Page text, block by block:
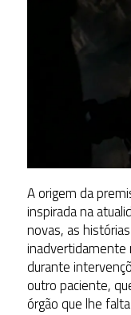
A origem da
inspirada na
novas, as
inadvertidamente
durante
outro paciente,
órgão que lhe